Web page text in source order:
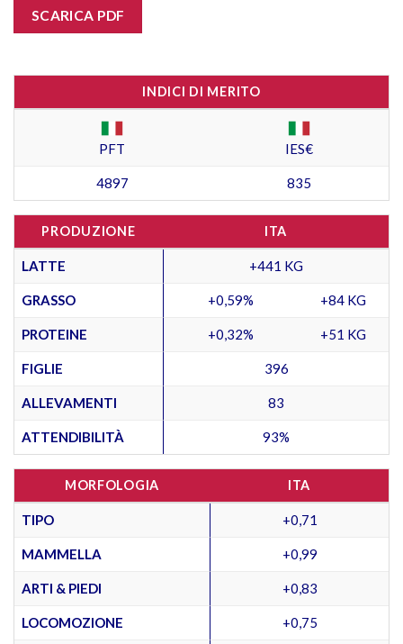
SCARICA PDF
INDICI DI MERITO
PFT IES€
4897 835
PRODUZIONE ITA
LATTE +441 KG
GRASSO +0,59% +84 KG
PROTEINE +0,32% +51 KG
FIGLIE 396
ALLEVAMENTI 83
ATTENDIBILITÀ 93%
MORFOLOGIA ITA
TIPO +0,71
MAMMELLA +0,99
ARTI & PIEDI +0,83
LOCOMOZIONE +0,75